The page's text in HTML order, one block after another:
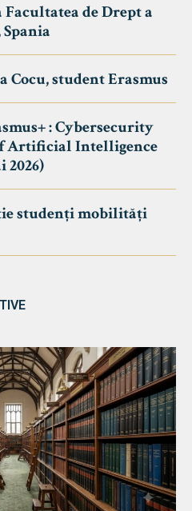
de Drept a
student Erasmus
: Cybersecurity
Artificial Intelligence
2026)
studenți mobilități